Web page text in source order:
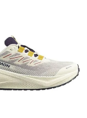
その他アクセサリー